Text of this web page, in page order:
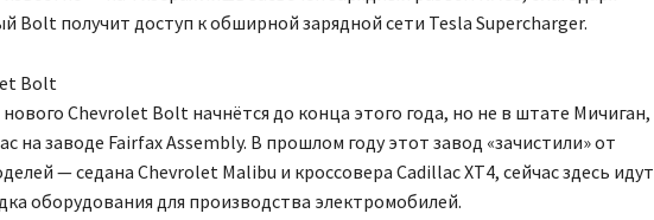
Bolt получит доступ к обширной зарядной сети Tesla Supercharger.
Bolt
Chevrolet Bolt начнётся до конца этого года, но не в штате Мичиган,
на заводе Fairfax Assembly. В прошлом году этот завод «зачистили» от
— седана Chevrolet Malibu и кроссовера Cadillac XT4, сейчас здесь идут
оборудования для производства электромобилей.